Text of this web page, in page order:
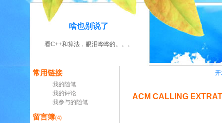
啥也别说了
看C++和算法，眼泪哗哗的。。。
常用链接
我的随笔
我的评论
我参与的随笔
留言簿(4)
ACM CALLING